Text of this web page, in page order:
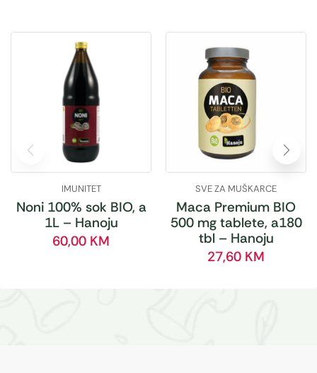
IMUNITET
Noni 100% sok BIO, a
1L – Hanoju
60,00 KM
SVE ZA MUŠKARCE
Maca Premium BIO
500 mg tablete, a180
tbl – Hanoju
27,60 KM